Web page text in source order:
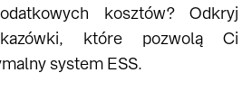
kosztów? Odkryj
które pozwolą Ci
system ESS.